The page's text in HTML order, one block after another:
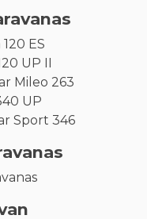
ES
UP II
Mileo 263
UP
Sport 346